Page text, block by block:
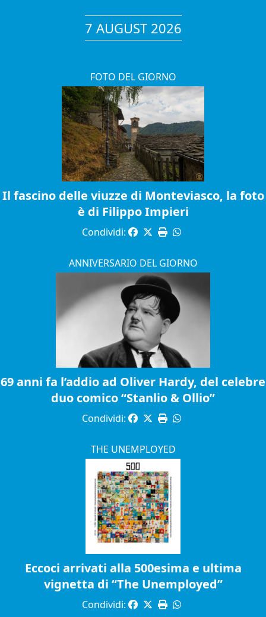
7 AUGUST 2026
FOTO DEL GIORNO
Il fascino delle viuzze di Monteviasco, la foto
è di Filippo Impieri
Condividi:
ANNIVERSARIO DEL GIORNO
69 anni fa l’addio ad Oliver Hardy, del celebre
duo comico “Stanlio & Ollio”
Condividi:
THE UNEMPLOYED
Eccoci arrivati alla 500esima e ultima
vignetta di “The Unemployed”
Condividi: